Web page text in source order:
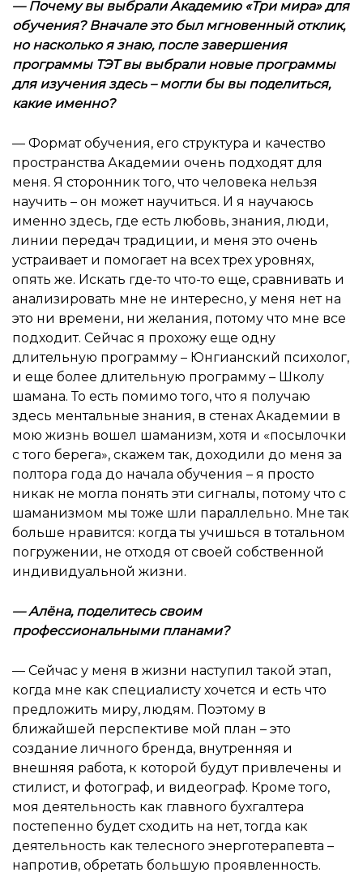
— Почему вы выбрали Академию «Три мира» для
обучения? Вначале это был мгновенный отклик,
но насколько я знаю, после завершения
программы ТЭТ вы выбрали новые программы
для изучения здесь – могли бы вы поделиться,
какие именно?
— Формат обучения, его структура и качество
пространства Академии очень подходят для
меня. Я сторонник того, что человека нельзя
научить – он может научиться. И я научаюсь
именно здесь, где есть любовь, знания, люди,
линии передач традиции, и меня это очень
устраивает и помогает на всех трех уровнях,
опять же. Искать где-то что-то еще, сравнивать и
анализировать мне не интересно, у меня нет на
это ни времени, ни желания, потому что мне все
подходит. Сейчас я прохожу еще одну
длительную программу – Юнгианский психолог,
и еще более длительную программу – Школу
шамана. То есть помимо того, что я получаю
здесь ментальные знания, в стенах Академии в
мою жизнь вошел шаманизм, хотя и «посылочки
с того берега», скажем так, доходили до меня за
полтора года до начала обучения – я просто
никак не могла понять эти сигналы, потому что с
шаманизмом мы тоже шли параллельно. Мне так
больше нравится: когда ты учишься в тотальном
погружении, не отходя от своей собственной
индивидуальной жизни.
—Алёна, поделитесь своим
профессиональными планами?
— Сейчас у меня в жизни наступил такой этап,
когда мне как специалисту хочется и есть что
предложить миру, людям. Поэтому в
ближайшей перспективе мой план – это
создание личного бренда, внутренняя и
внешняя работа, к которой будут привлечены и
стилист, и фотограф, и видеограф. Кроме того,
моя деятельность как главного бухгалтера
постепенно будет сходить на нет, тогда как
деятельность как телесного энерготерапевта –
напротив, обретать большую проявленность.